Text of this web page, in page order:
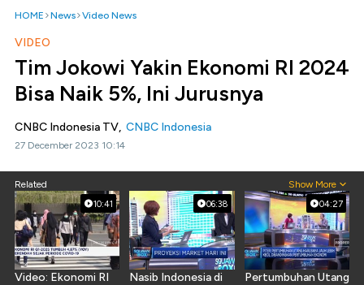
HOME News Video News
VIDEO
Tim Jokowi Yakin Ekonomi RI 2024
Bisa Naik 5%, Ini Jurusnya
CNBC Indonesia TV, CNBC Indonesia
27 December 2023 10:14
Related Show More
10:41
Video: Ekonomi RI
06:38
Nasib Indonesia di
04:27
Pertumbuhan Utang